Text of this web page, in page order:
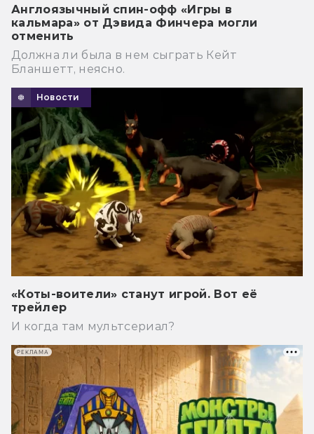
Англоязычный спин-офф «Игры в
кальмара» от Дэвида Финчера могли
отменить
Должна ли была в нем сыграть Кейт
Бланшетт, неясно.
Новости
«Коты-воители» станут игрой. Вот её
трейлер
И когда там мультсериал?
РЕКЛАМА